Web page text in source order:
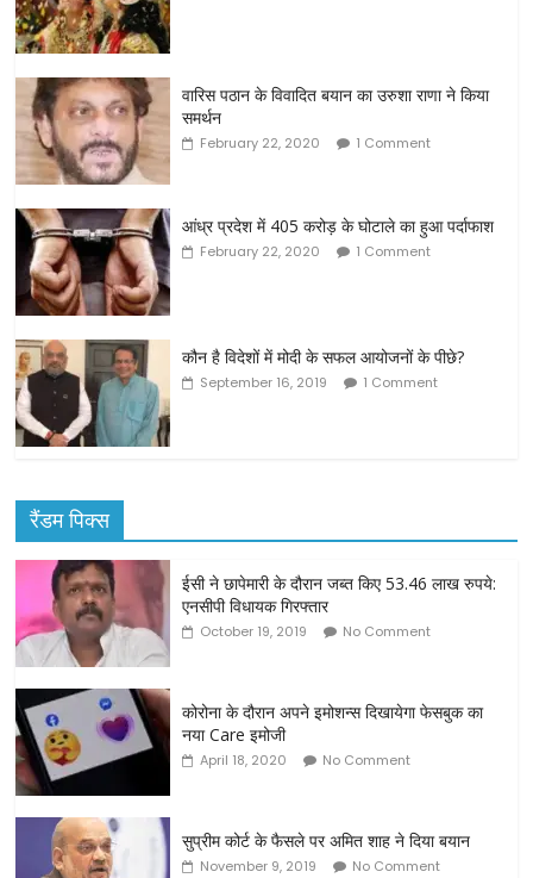
वारिस पठान के विवादित बयान का उरुशा राणा ने किया
समर्थन
February 22, 2020 1 Comment
आंध्र प्रदेश में 405 करोड़ के घोटाले का हुआ पर्दाफाश
February 22, 2020 1 Comment
कौन है विदेशों में मोदी के सफल आयोजनों के पीछे?
September 16, 2019 1 Comment
रैंडम पिक्स
ईसी ने छापेमारी के दौरान जब्त किए 53.46 लाख रुपये:
एनसीपी विधायक गिरफ्तार
October 19, 2019 No Comment
कोरोना के दौरान अपने इमोशन्स दिखायेगा फेसबुक का
नया Care इमोजी
April 18, 2020 No Comment
सुप्रीम कोर्ट के फैसले पर अमित शाह ने दिया बयान
November 9, 2019 No Comment